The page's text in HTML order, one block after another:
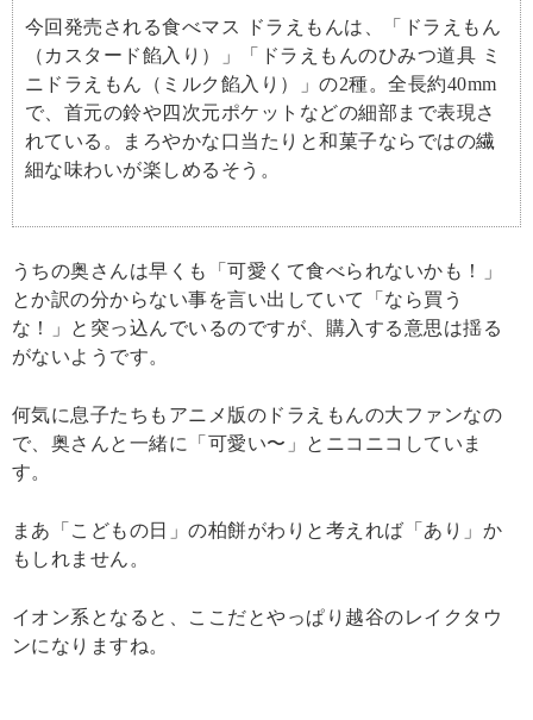
今回発売される食べマス ドラえもんは、「ドラえもん
（カスタード餡入り）」「ドラえもんのひみつ道具 ミ
ニドラえもん（ミルク餡入り）」の2種。全長約40mm
で、首元の鈴や四次元ポケットなどの細部まで表現さ
れている。まろやかな口当たりと和菓子ならではの繊
細な味わいが楽しめるそう。
うちの奥さんは早くも「可愛くて食べられないかも！」
とか訳の分からない事を言い出していて「なら買う
な！」と突っ込んでいるのですが、購入する意思は揺る
がないようです。
何気に息子たちもアニメ版のドラえもんの大ファンなの
で、奥さんと一緒に「可愛い〜」とニコニコしていま
す。
まあ「こどもの日」の柏餅がわりと考えれば「あり」か
もしれません。
イオン系となると、ここだとやっぱり越谷のレイクタウ
ンになりますね。